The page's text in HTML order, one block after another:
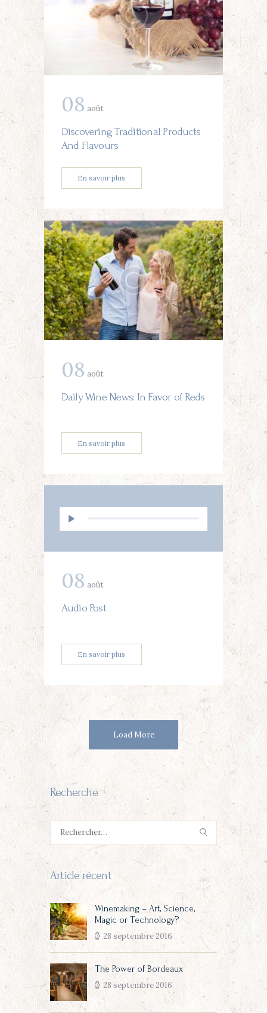
08 août
Discovering Traditional Products
And Flavours
En savoir plus
08 août
Daily Wine News: In Favor of Reds
En savoir plus
Lecteur
08 août
Audio Post
En savoir plus
Load More
Recherche
Rechercher :
Article récent
Winemaking – Art, Science,
Magic or Technology?
28 septembre 2016
The Power of Bordeaux
28 septembre 2016